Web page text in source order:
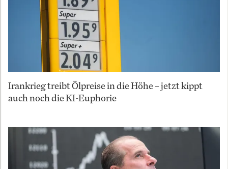
Irankrieg treibt Ölpreise in die Höhe – jetzt kippt
auch noch die KI-Euphorie